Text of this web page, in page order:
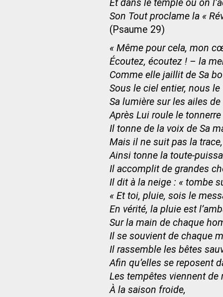
Et dans le temple où on
Son Tout proclame la «
(Psaume 29)
« Même pour cela, mon
Écoutez, écoutez ! – la
Comme elle jaillit de Sa
Sous le ciel entier, nous le
Sa lumière sur les ailes de
Après Lui roule le tonnerre
Il tonne de la voix de Sa
Mais il ne suit pas la
Ainsi tonne la toute-
Il accomplit de grandes
Il dit à la neige : « tombe
« Et toi, pluie, sois le
En vérité, la pluie est
Sur la main de chaque
Il se souvient de chaque
Il rassemble les bêtes
Afin qu’elles se reposent
Les tempêtes viennent de
À la saison froide,